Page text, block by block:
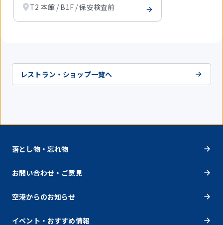
T2 本館 / B1F / 保安検査前
レストラン・ショップ一覧へ
落とし物・忘れ物
お問い合わせ・ご意見
空港からのお知らせ
イベント・おすすめ情報